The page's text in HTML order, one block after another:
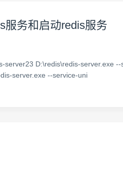
服务和启动redis服务
server23 D:\redis\redis-server.exe
server.exe --service-uni